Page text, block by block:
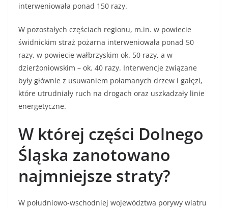
interweniowała ponad 150 razy.
W pozostałych częściach regionu, m.in. w powiecie
świdnickim straż pożarna interweniowała ponad 50
razy, w powiecie wałbrzyskim ok. 50 razy, a w
dzierżoniowskim – ok. 40 razy. Interwencje związane
były głównie z usuwaniem połamanych drzew i gałęzi,
które utrudniały ruch na drogach oraz uszkadzały linie
energetyczne.
W której części Dolnego
Śląska zanotowano
najmniejsze straty?
W południowo-wschodniej województwa porywy wiatru